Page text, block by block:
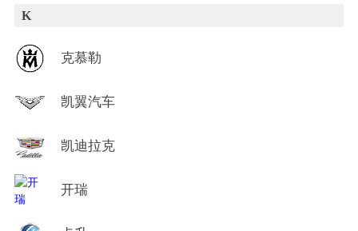
K
克慕勒
凯翼汽车
凯迪拉克
开瑞